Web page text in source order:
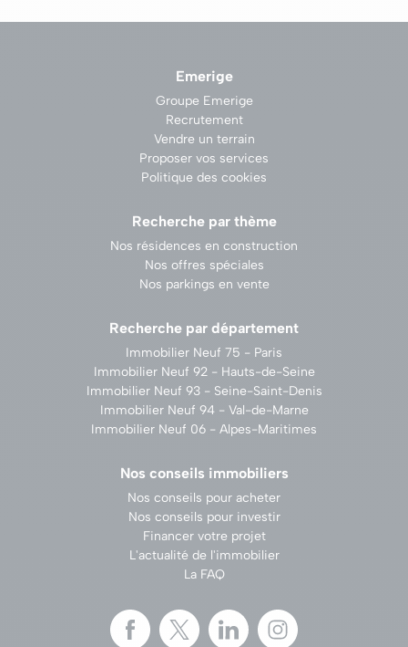
Emerige
Groupe Emerige
Recrutement
Vendre un terrain
Proposer vos services
Politique des cookies
Recherche par thème
Nos résidences en construction
Nos offres spéciales
Nos parkings en vente
Recherche par département
Immobilier Neuf 75 - Paris
Immobilier Neuf 92 - Hauts-de-Seine
Immobilier Neuf 93 - Seine-Saint-Denis
Immobilier Neuf 94 - Val-de-Marne
Immobilier Neuf 06 - Alpes-Maritimes
Nos conseils immobiliers
Nos conseils pour acheter
Nos conseils pour investir
Financer votre projet
L'actualité de l'immobilier
La FAQ